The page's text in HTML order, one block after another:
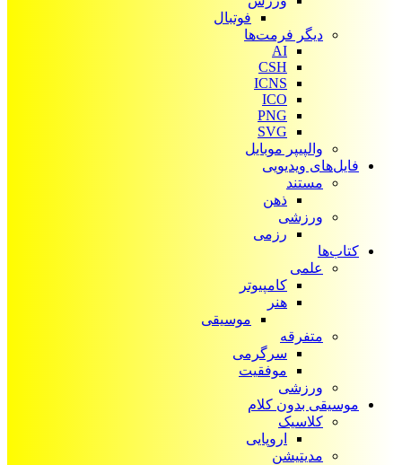
فوتبال
دیگر فرمت‌ها
AI
CSH
ICNS
ICO
PNG
SVG
والپیپر موبایل
فایل‌های ویدیویی
مستند
ذهن
ورزشی
رزمی
کتاب‌ها
علمی
کامپیوتر
هنر
موسیقی
متفرقه
سرگرمی
موفقیت
ورزشی
موسیقی بدون کلام
کلاسیک
اروپایی
مدیتیشن